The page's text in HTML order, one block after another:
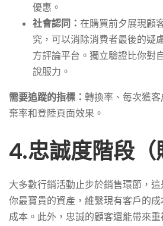
優惠。
社會認同： 在購買前夕展現顧
究，可以消除消費者最後的疑
方評論平台。獨立驗證比你對
說服力。
需要追蹤的指標： 轉換率、每次獲
棄率和登陸頁面效果。
4.忠誠度階段（
大多數行銷活動止步於銷售環節，
你最寶貴的資產，維繫現有客戶的
成本。此外，忠誠的顧客還能帶來